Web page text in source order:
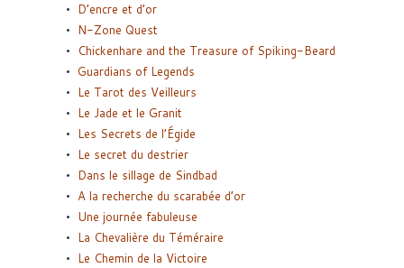
D’encre et d’or
N-Zone Quest
Chickenhare and the Treasure of Spiking-Beard
Guardians of Legends
Le Tarot des Veilleurs
Le Jade et le Granit
Les Secrets de l’Égide
Le secret du destrier
Dans le sillage de Sindbad
A la recherche du scarabée d’or
Une journée fabuleuse
La Chevalière du Téméraire
Le Chemin de la Victoire